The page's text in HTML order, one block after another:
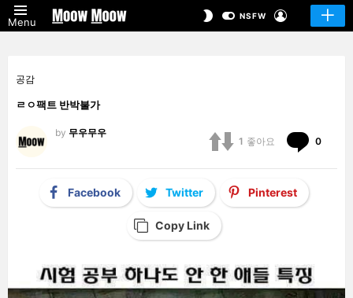
Menu
SWITCHNSFW
공감
ㄹㅇ팩트 반박불가
by 무우무우
1 좋아요 0
Facebook Twitter Pinterest
Copy Link